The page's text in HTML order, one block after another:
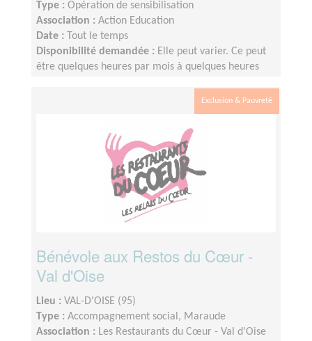
Type : Opération de sensibilisation
Association : Action Education
Date :
Tout le temps
Disponibilité demandée : Elle peut varier. Ce peut
être quelques heures par mois à quelques heures
Exclusion & Pauvreté
Bénévole aux Restos du Cœur -
Val d'Oise
Lieu : VAL-D'OISE (95)
Type : Accompagnement social, Maraude
Association : Les Restaurants du Cœur - Val d'Oise